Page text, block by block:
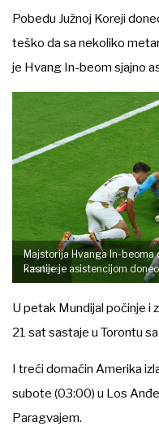
Pobedu Južnoj Koreji
teško da sa nekoliko
je Hvang In-beom sjajno
Reuters
Majstorija Hvanga In-beoma
kasnije je asistencijom
U petak Mundijal počinje i
21 sat sastaje u Torontu
I treći domaćin Amerika
subote (03:00) u Los
Paragvajem.